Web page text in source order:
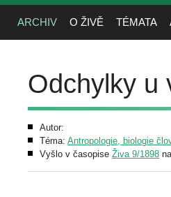
ARCHIV O ŽIVĚ TÉMATA
Odchylky u
Autor:
Téma: Antropologie, biologie
Vyšlo v časopise Živa 9/1898